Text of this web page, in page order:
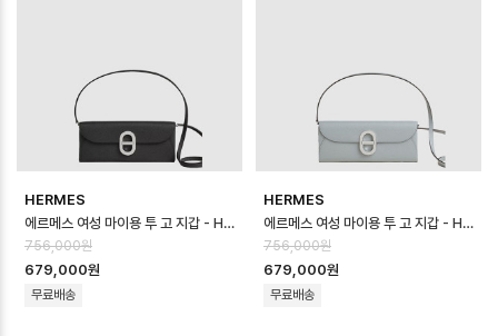
HERMES
에르메스 여성 마이용 투 고 지갑 - Hermes Womens Maillon To Go W…
756,000원
679,000원
무료배송
HERMES
에르메스 여성 마이용 투 고 지갑 - Hermes Womens Maillon To Go W…
756,000원
679,000원
무료배송